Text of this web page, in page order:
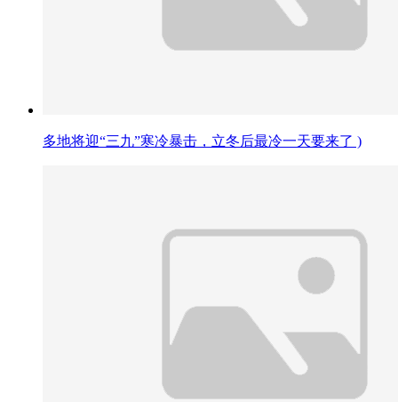
多地将迎“三九”寒冷暴击，立冬后最冷一天要来了 )